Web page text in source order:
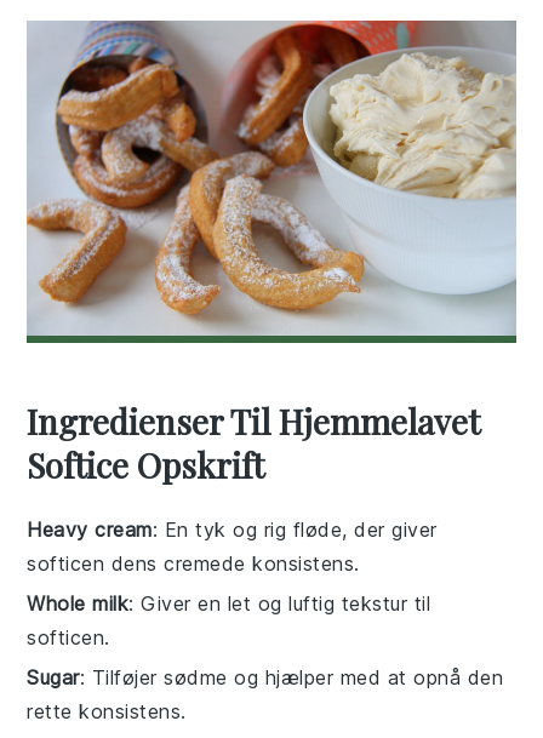
Ingredienser Til Hjemmelavet
Softice Opskrift
Heavy cream: En tyk og rig fløde, der giver
softicen dens cremede konsistens.
Whole milk: Giver en let og luftig tekstur til
softicen.
Sugar: Tilføjer sødme og hjælper med at opnå den
rette konsistens.